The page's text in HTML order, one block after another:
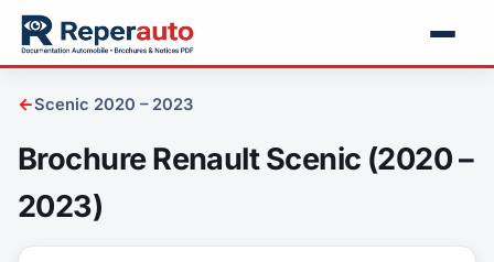
←Scenic 2020 – 2023
Brochure Renault Scenic (2020 –
2023)